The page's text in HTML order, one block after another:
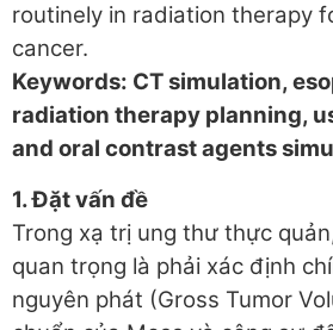
routinely in radiation therapy
cancer.
Keywords: CT simulation,
radiation therapy planning,
and oral contrast agents
1. Đặt vấn đề
Trong xạ trị ung thư thực
quan trọng là phải xác định
nguyên phát (Gross Tumor